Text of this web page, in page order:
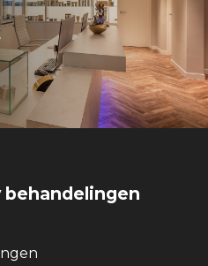
behandelingen